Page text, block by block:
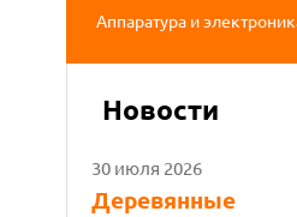
Аппаратура и
Новости
30 июля 2026
Деревянные